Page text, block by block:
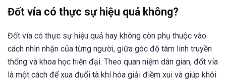
Đốt vía có thực sự hiệu quả không?
Đốt vía có thực sự hiệu quả hay không còn phụ thuộc vào
cách nhìn nhận của từng người, giữa góc độ tâm linh truyền
thống và khoa học hiện đại. Theo quan niệm dân gian, đốt vía
là một cách để xua đuổi tà khí hóa giải điềm xui và giúp khôi